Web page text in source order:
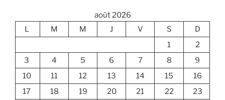
août 2026
L
M M J V S
D
1
2
3
4 5 6 7 8
9
10
11 12 13 14 15
16
17
18 19 20 21 22
23